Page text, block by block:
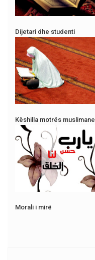
Dijetari dhe studenti
Këshilla motrës muslimane
Morali i mirë